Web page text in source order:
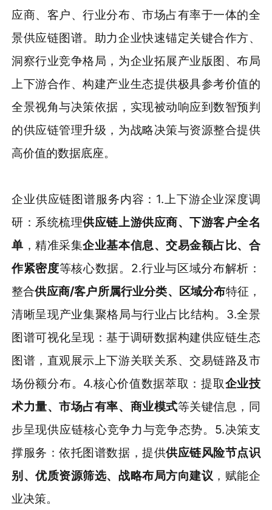
应商、客户、行业分布、市场占有率于一体的全
景供应链图谱。助力企业快速锚定关键合作方、
洞察行业竞争格局，为企业拓展产业版图、布局
上下游合作、构建产业生态提供极具参考价值的
全景视角与决策依据，实现被动响应到数智预判
的供应链管理升级，为战略决策与资源整合提供
高价值的数据底座。
企业供应链图谱服务内容：1.上下游企业深度调
研：系统梳理供应链上游供应商、下游客户全名
单 ，精准采集企业基本信息、交易金额占比、合
作紧密度等核心数据。2.行业与区域分布解析：
整合供应商/客户所属行业分类、区域分布特征，
清晰呈现产业集聚格局与行业占比结构。3.全景
图谱可视化呈现：基于调研数据构建供应链生态
图谱，直观展示上下游关联关系、交易链路及市
场份额分布。4.核心价值数据萃取：提取企业技
术力量、市场占有率、商业模式等关键信息，同
步呈现供应链核心竞争力与竞争态势。5.决策支
撑服务：依托图谱数据，提供供应链风险节点识
别、优质资源筛选、战略布局方向建议 ，赋能企
业决策。